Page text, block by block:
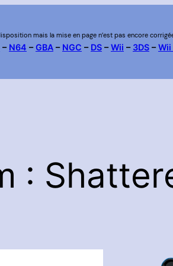
mais la mise en page n’est pas encore
– N64 –GBA– NGC – DS–Wii – 3DS–Wii
: